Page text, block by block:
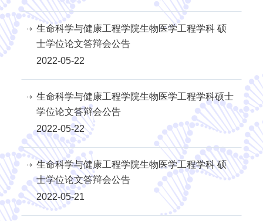
生命科学与健康工程学院生物医学工程学科 硕
士学位论文答辩会公告
2022-05-22
生命科学与健康工程学院生物医学工程学科硕士
学位论文答辩会公告
2022-05-22
生命科学与健康工程学院生物医学工程学科 硕
士学位论文答辩会公告
2022-05-21